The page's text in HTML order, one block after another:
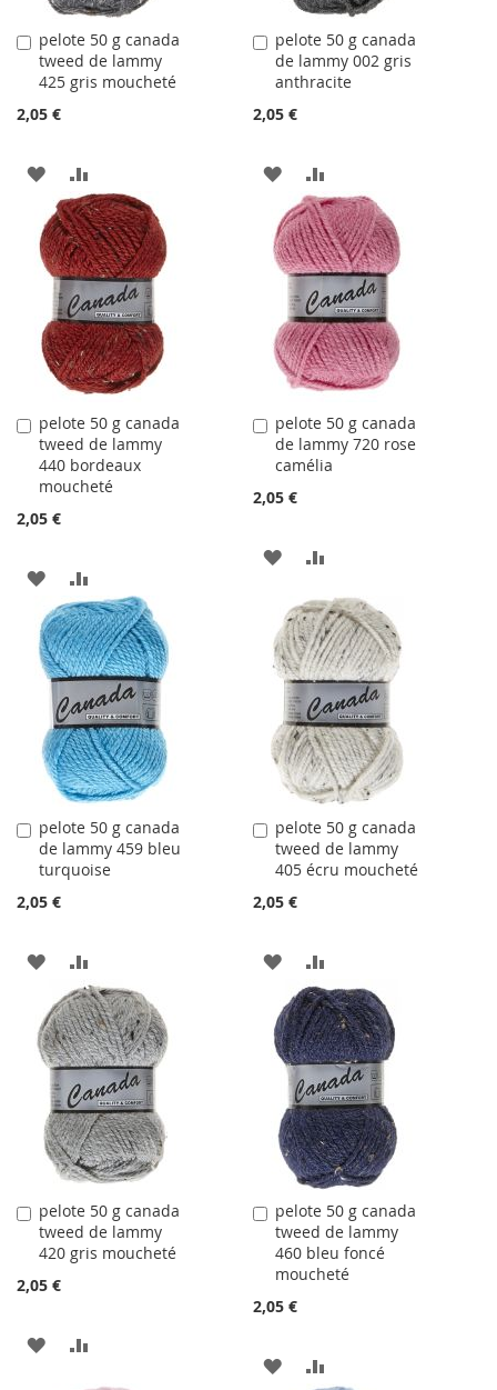
pelote 50 g canada
tweed de lammy
425 gris moucheté
2,05 €
Ajouter
au
panier
AJOUTER
À
LA
LISTE
D'ACHATS
AU
COMPARATEUR
pelote 50 g canada
de lammy 002 gris
anthracite
2,05 €
Ajouter
au
panier
AJOUTER
À
LA
LISTE
D'ACHATS
AU
COMPARATEUR
pelote 50 g canada
tweed de lammy
440 bordeaux
moucheté
2,05 €
Ajouter
au
panier
AJOUTER
À
LA
LISTE
D'ACHATS
AU
COMPARATEUR
pelote 50 g canada
de lammy 720 rose
camélia
2,05 €
Ajouter
au
panier
AJOUTER
LA
LISTE
D'ACHATS
AU
COMPARATEUR
pelote 50 g canada
de lammy 459 bleu
turquoise
2,05 €
Ajouter
au
panier
AJOUTER
LA
LISTE
D'ACHATS
AU
COMPARATEUR
pelote 50 g canada
tweed de lammy
405 écru moucheté
2,05 €
Ajouter
au
panier
AJOUTER
À
LA
LISTE
D'ACHATS
AU
COMPARATEUR
pelote 50 g canada
tweed de lammy
420 gris moucheté
2,05 €
Ajouter
au
panier
AJOUTER
pelote 50 g canada
tweed de lammy
460 bleu foncé
moucheté
2,05 €
Ajouter
au
panier
AJOUTER